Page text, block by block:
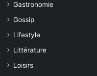
Gastronomie
Gossip
Lifestyle
Littérature
Loisirs